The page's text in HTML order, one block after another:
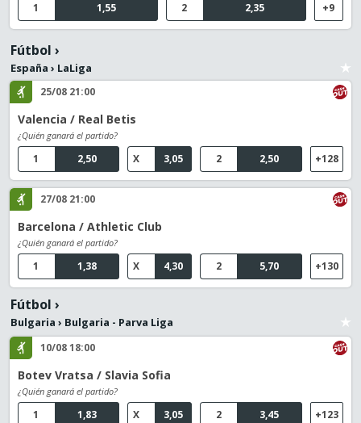
1,55
1 2,35
2 +9
Fútbol ›
España › LaLiga
25/08 21:00
Valencia / Real Betis
¿Quién ganará el partido?
2,50
1 3,05
X 2,50
2 +128
27/08 21:00
Barcelona / Athletic Club
¿Quién ganará el partido?
1,38
1 4,30
X 5,70
2 +130
Fútbol ›
Bulgaria › Bulgaria - Parva Liga
10/08 18:00
Botev Vratsa / Slavia Sofia
¿Quién ganará el partido?
1,83
1 3,05
X 3,45
2 +123